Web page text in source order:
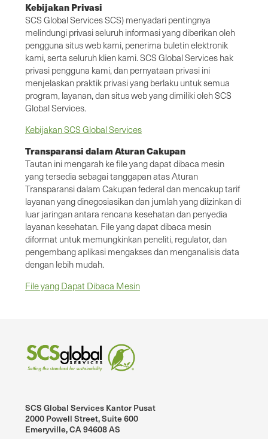
Kebijakan Privasi
SCS Global Services SCS) menyadari pentingnya
melindungi privasi seluruh informasi yang diberikan oleh
pengguna situs web kami, penerima buletin elektronik
kami, serta seluruh klien kami. SCS Global Services hak
privasi pengguna kami, dan pernyataan privasi ini
menjelaskan praktik privasi yang berlaku untuk semua
program, layanan, dan situs web yang dimiliki oleh SCS
Global Services.
Kebijakan SCS Global Services
Transparansi dalam Aturan Cakupan
Tautan ini mengarah ke file yang dapat dibaca mesin
yang tersedia sebagai tanggapan atas Aturan
Transparansi dalam Cakupan federal dan mencakup tarif
layanan yang dinegosiasikan dan jumlah yang diizinkan di
luar jaringan antara rencana kesehatan dan penyedia
layanan kesehatan. File yang dapat dibaca mesin
diformat untuk memungkinkan peneliti, regulator, dan
pengembang aplikasi mengakses dan menganalisis data
dengan lebih mudah.
File yang Dapat Dibaca Mesin
SCS Global Services Kantor Pusat
2000 Powell Street, Suite 600
Emeryville, CA 94608 AS